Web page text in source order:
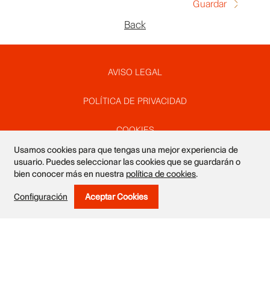
Back
de
página
AVISO LEGAL
POLÍTICA DE PRIVACIDAD
COOKIES
SUSCRÍBETE A NUESTRO NEWSLETTER
Usamos cookies para que tengas una mejor experiencia de
usuario. Puedes seleccionar las cookies que se guardarán o
bien conocer más en nuestra política de cookies.
Configuración Aceptar Cookies